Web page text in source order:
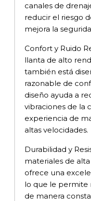
canales de
reducir el riesgo
mejora la
Confort y Ruido
llanta de alto
también está
razonable de
diseño ayuda a
vibraciones de la
experiencia de
altas velocidades.
Durabilidad y
materiales de alta
ofrece una
lo que le permite
de manera